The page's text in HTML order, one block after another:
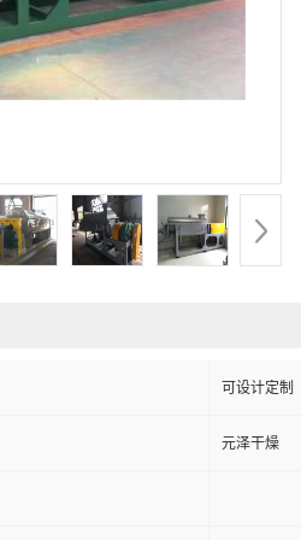
可设计定制
元泽干燥